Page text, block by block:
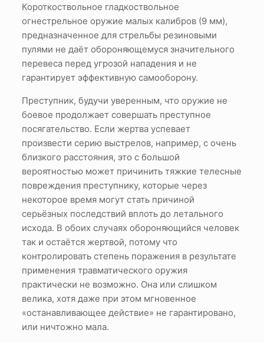
Короткоствольное гладкоствольное
огнестрельное оружие малых калибров (9 мм),
предназначенное для стрельбы резиновыми
пулями не даёт обороняющемуся значительного
перевеса перед угрозой нападения и не
гарантирует эффективную самооборону.
Преступник, будучи уверенным, что оружие не
боевое продолжает совершать преступное
посягательство. Если жертва успевает
произвести серию выстрелов, например, с очень
близкого расстояния, это с большой
вероятностью может причинить тяжкие телесные
повреждения преступнику, которые через
некоторое время могут стать причиной
серьёзных последствий вплоть до летального
исхода. В обоих случаях обороняющийся человек
так и остаётся жертвой, потому что
контролировать степень поражения в результате
применения травматического оружия
практически не возможно. Она или слишком
велика, хотя даже при этом мгновенное
«останавливающее действие» не гарантировано,
или ничтожно мала.